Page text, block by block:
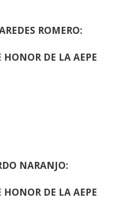
ROMERO:
HONOR DE LA AEPE
NARANJO:
HONOR DE LA AEPE